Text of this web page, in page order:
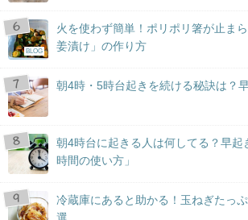
BLOG
火を使わず簡単！ポリポリ箸が止ま
姜漬け」の作り方
朝4時・5時台起きを続ける秘訣は？
朝4時台に起きる人は何してる？早起
時間の使い方」
冷蔵庫にあると助かる！玉ねぎたっ